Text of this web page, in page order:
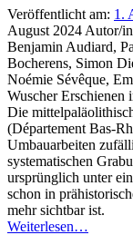
Veröffentlicht am: 1.
August 2024 Autor/
Benjamin Audiard,
Bocherens, Simon
Noémie Sévêque,
WuscherErschienen
Die
(Département Bas-
Umbauarbeiten
systematischen
ursprünglich unter
schon in
mehr sichtbar ist.
Weiterlesen…